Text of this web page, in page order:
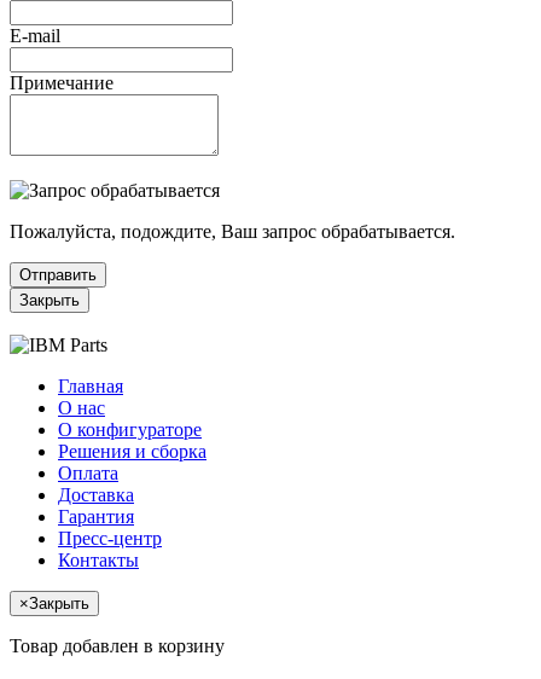
E-mail
Примечание
Пожалуйста, подождите, Ваш запрос обрабатывается.
Отправить
Закрыть
Главная
О нас
О конфигураторе
Решения и сборка
Оплата
Доставка
Гарантия
Пресс-центр
Контакты
×Закрыть
Товар добавлен в корзину